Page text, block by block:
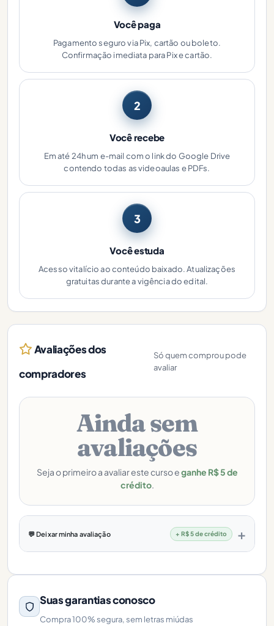
Você paga
Pagamento seguro via Pix, cartão ou boleto.
Confirmação imediata para Pix e cartão.
2
Você recebe
Em até 24h um e-mail com o link do Google Drive
contendo todas as videoaulas e PDFs.
3
Você estuda
Acesso vitalício ao conteúdo baixado. Atualizações
gratuitas durante a vigência do edital.
Avaliações dos
compradores
Só quem comprou pode
avaliar
Ainda sem
avaliações
Seja o primeiro a avaliar este curso eganhe R$ 5 de
crédito.
💬 Deixar minha avaliação + R$ 5 de crédito
Suas garantias conosco
Compra 100% segura, sem letras miúdas